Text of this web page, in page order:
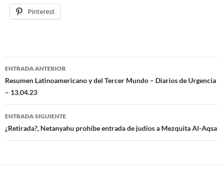
Pinterest
Navegación
de
entradas
ENTRADA ANTERIOR
Resumen Latinoamericano y del Tercer Mundo – Diarios de Urgencia
– 13.04.23
ENTRADA SIGUIENTE
¿Retirada?, Netanyahu prohíbe entrada de judíos a Mezquita Al-Aqsa